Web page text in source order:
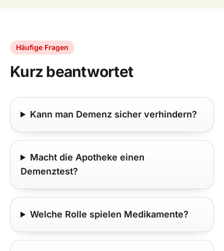
Häufige Fragen
Kurz beantwortet
Kann man Demenz sicher verhindern?
Macht die Apotheke einen
Demenztest?
Welche Rolle spielen Medikamente?